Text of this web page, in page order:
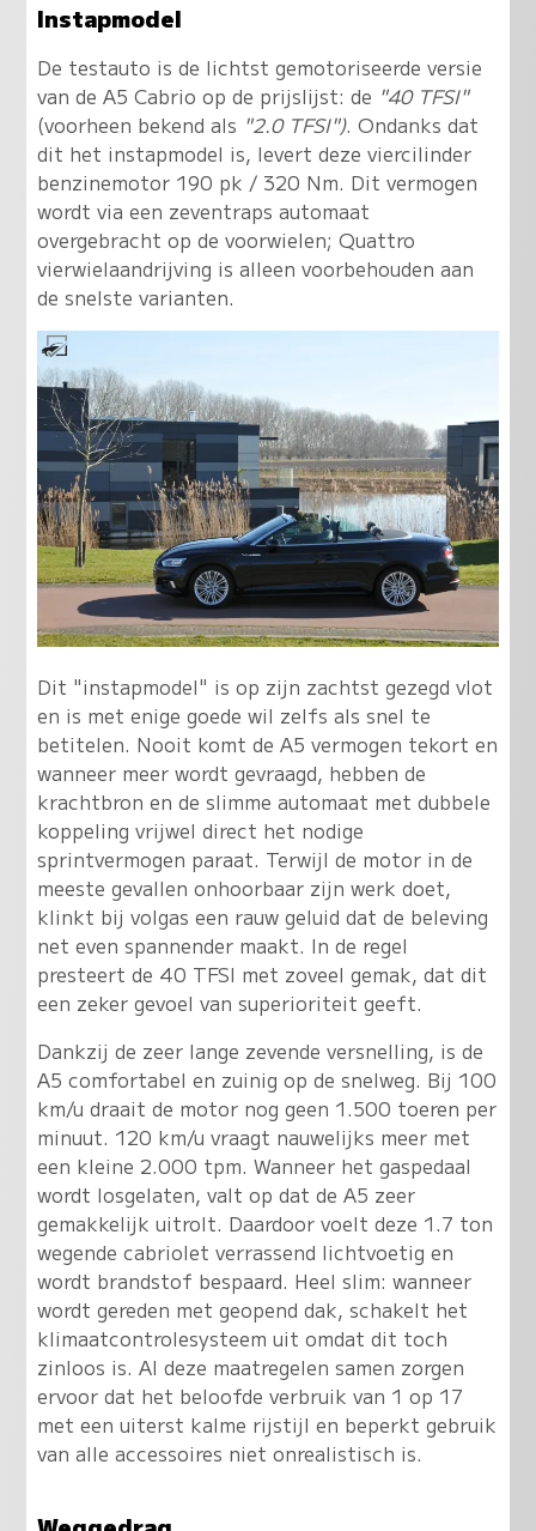
Instapmodel
De testauto is de lichtst gemotoriseerde versie
van de A5 Cabrio op de prijslijst: de "40 TFSI"
(voorheen bekend als "2.0 TFSI"). Ondanks dat
dit het instapmodel is, levert deze viercilinder
benzinemotor 190 pk / 320 Nm. Dit vermogen
wordt via een zeventraps automaat
overgebracht op de voorwielen; Quattro
vierwielaandrijving is alleen voorbehouden aan
de snelste varianten.
Dit "instapmodel" is op zijn zachtst gezegd vlot
en is met enige goede wil zelfs als snel te
betitelen. Nooit komt de A5 vermogen tekort en
wanneer meer wordt gevraagd, hebben de
krachtbron en de slimme automaat met dubbele
koppeling vrijwel direct het nodige
sprintvermogen paraat. Terwijl de motor in de
meeste gevallen onhoorbaar zijn werk doet,
klinkt bij volgas een rauw geluid dat de beleving
net even spannender maakt. In de regel
presteert de 40 TFSI met zoveel gemak, dat dit
een zeker gevoel van superioriteit geeft.
Dankzij de zeer lange zevende versnelling, is de
A5 comfortabel en zuinig op de snelweg. Bij 100
km/u draait de motor nog geen 1.500 toeren per
minuut. 120 km/u vraagt nauwelijks meer met
een kleine 2.000 tpm. Wanneer het gaspedaal
wordt losgelaten, valt op dat de A5 zeer
gemakkelijk uitrolt. Daardoor voelt deze 1.7 ton
wegende cabriolet verrassend lichtvoetig en
wordt brandstof bespaard. Heel slim: wanneer
wordt gereden met geopend dak, schakelt het
klimaatcontrolesysteem uit omdat dit toch
zinloos is. Al deze maatregelen samen zorgen
ervoor dat het beloofde verbruik van 1 op 17
met een uiterst kalme rijstijl en beperkt gebruik
van alle accessoires niet onrealistisch is.